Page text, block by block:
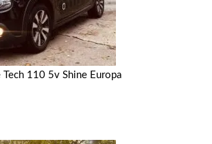
110 5v Shine Europa